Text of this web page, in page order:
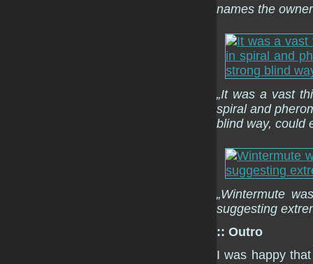
names the
„It was a vast
spiral and
blind way, could
„Wintermute
suggesting
:: Outro
I was happy